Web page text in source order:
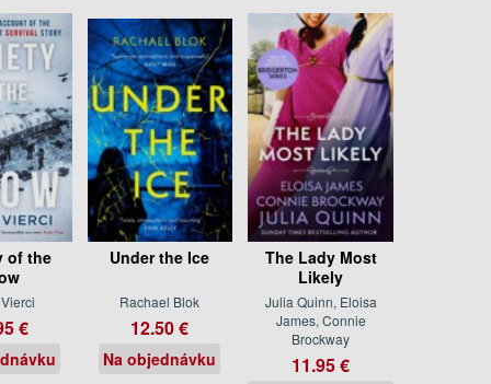
of the
€
Under the Ice
Rachael Blok
12.50 €
Na objednávku
The Lady Most
Likely
Julia Quinn, Eloisa
James, Connie
Brockway
11.95 €